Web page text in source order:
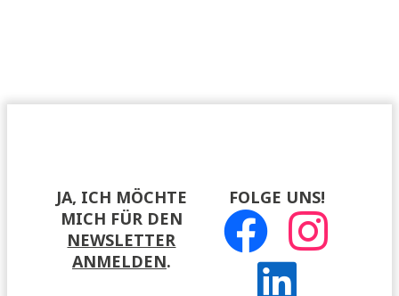
JA, ICH MÖCHTE
MICH FÜR DEN
NEWSLETTER
ANMELDEN.
FOLGE UNS!